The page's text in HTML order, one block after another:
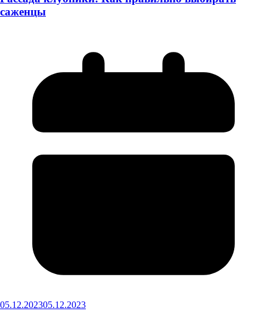
саженцы
05.12.202305.12.2023